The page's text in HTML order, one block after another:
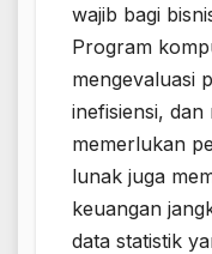
wajib bagi
Program
mengevaluasi
inefisiensi,
memerlukan
lunak juga
keuangan
data statistik